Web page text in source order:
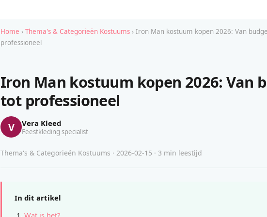
Home › Thema's & Categorieën Kostuums › Iron Man kostuum kopen 2026: Van
professioneel
Iron Man kostuum kopen 2026: Van
tot professioneel
V Vera Kleed
Feestkleding specialist
Thema's & Categorieën Kostuums · 2026-02-15 · 3 min leestijd
In dit artikel
Wat is het?